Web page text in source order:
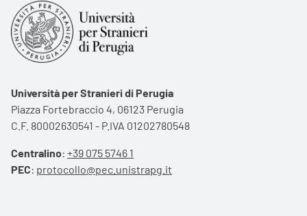
Università per Stranieri di Perugia
Piazza Fortebraccio 4, 06123 Perugia
C.F. 80002630541 - P.IVA 01202780548
Centralino: +39 075 5746 1
PEC: protocollo@pec.unistrapg.it